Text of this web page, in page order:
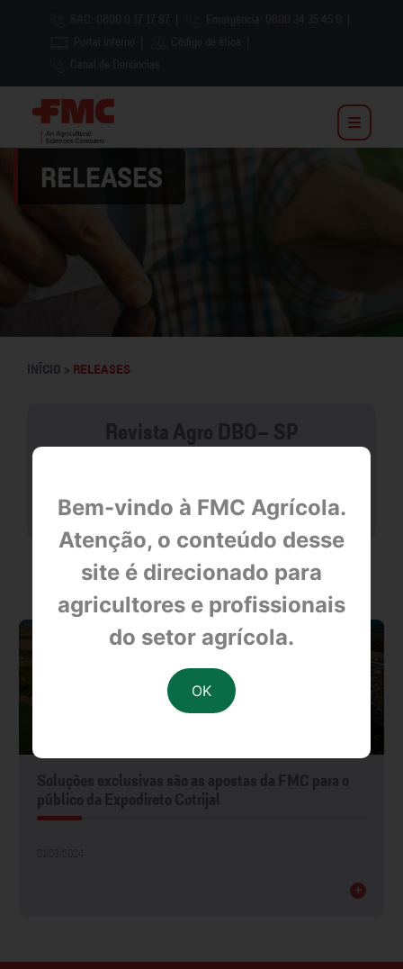
Bem-vindo à FMC Agrícola.
Atenção, o conteúdo desse
site é direcionado para
agricultores e profissionais
do setor agrícola.
RELEASES
INÍCIO > RELEASES
null
OUTRAS NOTÍCIAS
+